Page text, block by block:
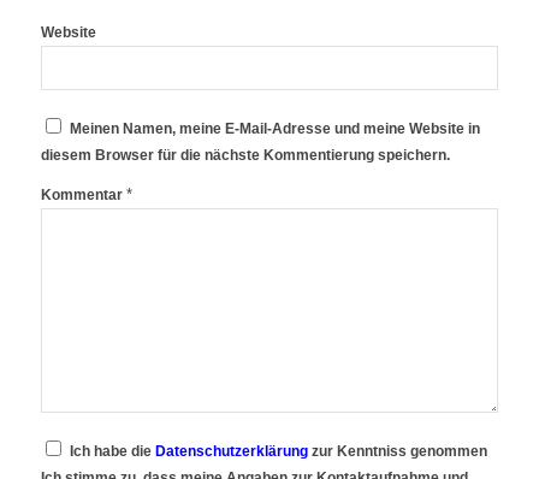
Website
Meinen Namen, meine E-Mail-Adresse und meine Website in
diesem Browser für die nächste Kommentierung speichern.
Kommentar *
Ich habe die Datenschutzerklärungzur Kenntniss genommen